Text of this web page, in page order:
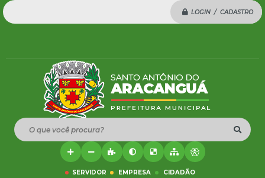
LOGIN / CADASTRO
O que você procura?
SERVIDOR EMPRESA CIDADÃO